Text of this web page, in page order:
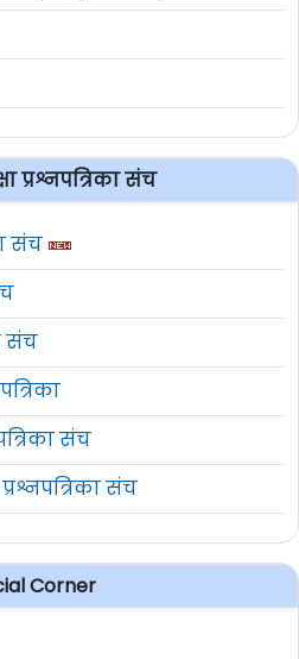
येथे क्लिक करा
येथे क्लिक करा
येथे क्लिक करा
येथे क्लिक करा
प्रश्नपत्रिका संच
संच
संच
संच
संच
Corner